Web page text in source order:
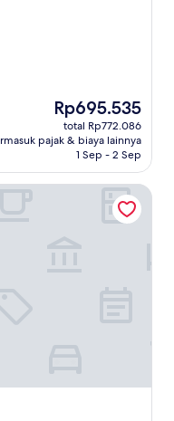
Harga
sekarang
Rp695.535
Rp695.535
total Rp772.086
pajak & biaya lainnya
1 Sep - 2 Sep